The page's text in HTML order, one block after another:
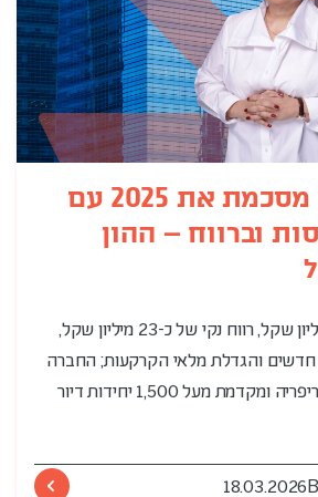
שמואל ברוך מסכמת את 2025 עם
וברווח – ההון
הכנסות של כ-335 מיליון שקל, רווח נקי של כ-23 מיליון שקל,
חדשים והגדלת מלאי הקרקעות; החברה
ממשיכה להתרחב בפריפריה ומקדמת מעל 1,500 יחידות דיור
18.03.2026